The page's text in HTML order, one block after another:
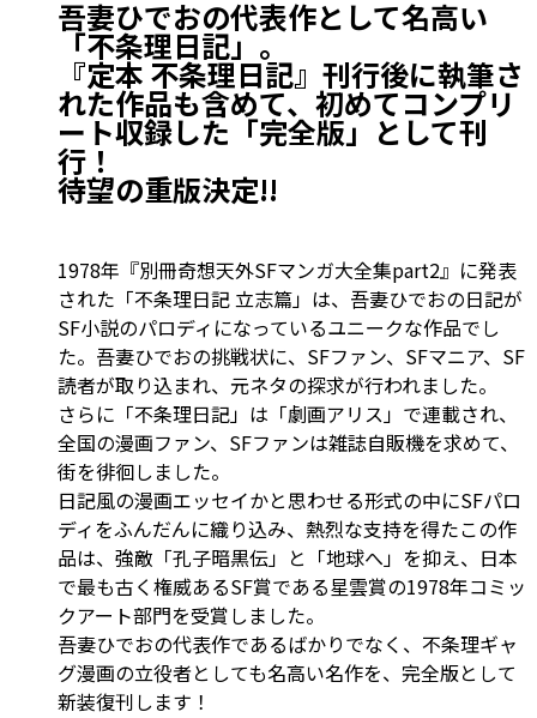
吾妻ひでおの代表作として名高い
「不条理日記」。
『定本 不条理日記』刊行後に執筆さ
れた作品も含めて、初めてコンプリ
ート収録した「完全版」として刊
行！
待望の重版決定!!
1978年『別冊奇想天外SFマンガ大全集part2』に発表
された「不条理日記 立志篇」は、吾妻ひでおの日記が
SF小説のパロディになっているユニークな作品でし
た。吾妻ひでおの挑戦状に、SFファン、SFマニア、SF
読者が取り込まれ、元ネタの探求が行われました。
さらに「不条理日記」は「劇画アリス」で連載され、
全国の漫画ファン、SFファンは雑誌自販機を求めて、
街を徘徊しました。
日記風の漫画エッセイかと思わせる形式の中にSFパロ
ディをふんだんに織り込み、熱烈な支持を得たこの作
品は、強敵「孔子暗黒伝」と「地球へ」を抑え、日本
で最も古く権威あるSF賞である星雲賞の1978年コミッ
クアート部門を受賞しました。
吾妻ひでおの代表作であるばかりでなく、不条理ギャ
グ漫画の立役者としても名高い名作を、完全版として
新装復刊します！